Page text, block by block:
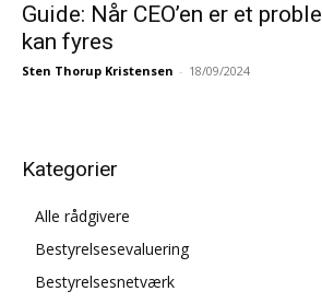
Guide: Når CEO’en er et
kan fyres
Sten Thorup Kristensen - 18/09/2024
Kategorier
Alle rådgivere
Bestyrelsesevaluering
Bestyrelsesnetværk